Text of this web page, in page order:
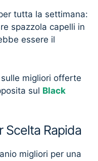
tutta la settimana:
spazzola capelli in
essere il
migliori offerte
sul Black
Scelta Rapida
migliori per una